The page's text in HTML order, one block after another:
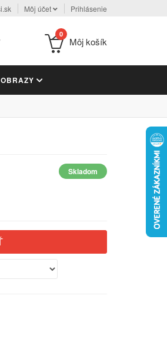
Môj účet Prihlásenie
0
Môj košík
Skladom